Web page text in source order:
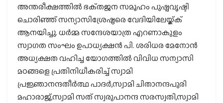
അന്തരീക്ഷത്തിൽ ഭക്‌തജന സമൂഹം പുഷ്പവൃഷ്ടി
ചൊരിഞ്ഞ് സന്യാസിശ്രേഷ്ഠരെ വേദിയിലേയ്ക്ക്
ആനയിച്ചു. ധർമ്മ സന്ദേശയാത്ര എറണാകുളം
സ്വാഗത സംഘം ഉപാധ്യക്ഷൻ പി. ശരിധര മേനോൻ
അധ്യക്ഷത വഹിച്ച യോഗത്തിൽ വിവിധ സന്യാസി
മഠങ്ങളെ പ്രതിനിധീകരിച്ച് സ്വാമി
പ്രജ്ഞാനന്ദതീർത്ഥ പാദർ,സ്വാമി ചിതാനന്ദപുരി
മഹാരാജ്,സ്വാമി സത് സ്വരുപാനന്ദ സരസ്വതി,സ്വാമി